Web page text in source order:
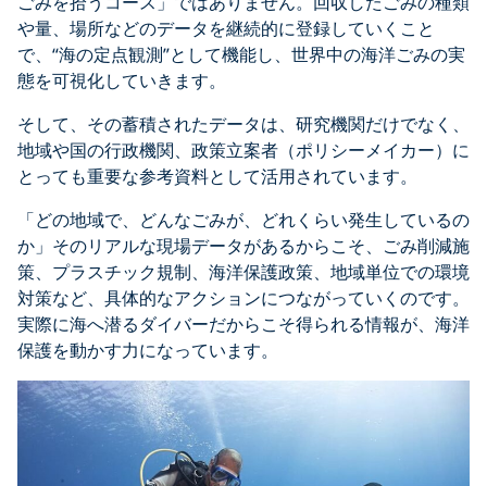
や量、場所などのデータを継続的に登録していくこと
で、“海の定点観測”として機能し、世界中の海洋ごみの実
態を可視化していきます。
そして、その蓄積されたデータは、研究機関だけでなく、
地域や国の行政機関、政策立案者（ポリシーメイカー）に
とっても重要な参考資料として活用されています。
「どの地域で、どんなごみが、どれくらい発生しているの
か」そのリアルな現場データがあるからこそ、ごみ削減施
策、プラスチック規制、海洋保護政策、地域単位での環境
対策など、具体的なアクションにつながっていくのです。
実際に海へ潜るダイバーだからこそ得られる情報が、海洋
保護を動かす力になっています。